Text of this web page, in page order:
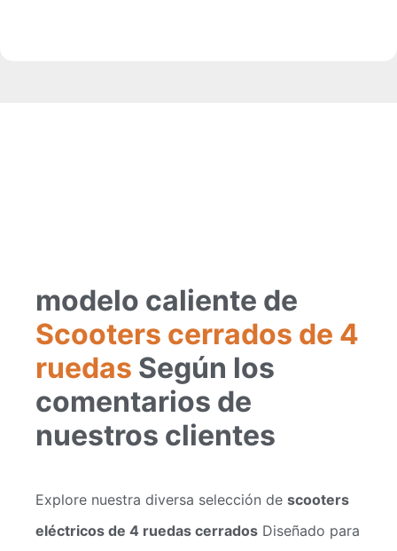
modelo caliente de
Scooters cerrados de 4
ruedas Según los
comentarios de
nuestros clientes
Explore nuestra diversa selección de scooters
eléctricos de 4 ruedas cerrados Diseñado para